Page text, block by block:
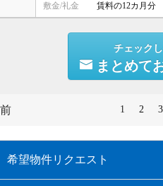
敷金/礼金
賃料の12カ月分
チェック
まとめて
前 1 2 3
希望物件リクエスト